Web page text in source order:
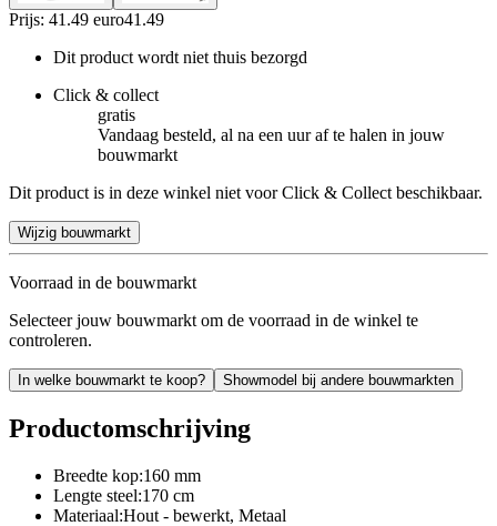
Prijs: 41.49 euro41 .49
Dit product wordt niet thuis bezorgd
Click & collect
gratis
Vandaag besteld, al na een uur af te halen in jouw
bouwmarkt
Dit product is in deze winkel niet voor Click & Collect beschikbaar.
Wijzig bouwmarkt
Voorraad in de bouwmarkt
Selecteer jouw bouwmarkt om de voorraad in de winkel te
controleren.
In welke bouwmarkt te koop? Showmodel bij andere bouwmarkten
Productomschrijving
Breedte kop:160 mm
Lengte steel:170 cm
Materiaal:Hout - bewerkt, Metaal